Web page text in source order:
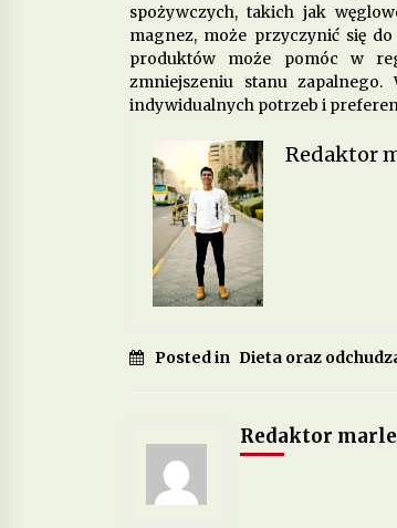
spożywczych, takich jak
magnez, może przyczynić się
produktów może pomóc w
zmniejszeniu stanu
indywidualnych potrzeb i
Redaktor
Posted in Dieta oraz
Redaktor